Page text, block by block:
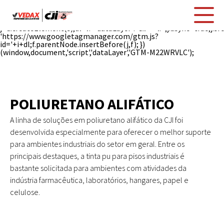
Date().getTime(),event:'gtm.js'});var
f=d.getElementsByTagName(s)[0],
'https://www.googletagmanager.com/gtm.js?
id='+i+dl;f.parentNode.insertBefore(j,f); })
(window,document,'script','dataLayer','GTM-M22WRVLC');
POLIURETANO ALIFÁTICO
A linha de soluções em poliuretano alifático da CJI foi
desenvolvida especialmente para oferecer o melhor suporte
para ambientes industriais do setor em geral. Entre os
principais destaques, a tinta pu para pisos industriais é
bastante solicitada para ambientes com atividades da
indústria farmacêutica, laboratórios, hangares, papel e
celulose.